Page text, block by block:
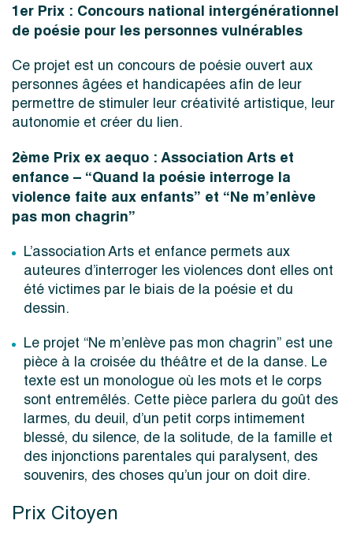
1er Prix : Concours national intergénérationnel
de poésie pour les personnes vulnérables
Ce projet est un concours de poésie ouvert aux
personnes âgées et handicapées afin de leur
permettre de stimuler leur créativité artistique, leur
autonomie et créer du lien.
2ème Prix ex aequo : Association Arts et
enfance – “Quand la poésie interroge la
violence faite aux enfants” et “Ne m’enlève
pas mon chagrin”
L’association Arts et enfance permets aux
auteures d’interroger les violences dont elles ont
été victimes par le biais de la poésie et du
dessin.
Le projet “Ne m’enlève pas mon chagrin” est une
pièce à la croisée du théâtre et de la danse. Le
texte est un monologue où les mots et le corps
sont entremêlés. Cette pièce parlera du goût des
larmes, du deuil, d’un petit corps intimement
blessé, du silence, de la solitude, de la famille et
des injonctions parentales qui paralysent, des
souvenirs, des choses qu’un jour on doit dire.
Prix Citoyen